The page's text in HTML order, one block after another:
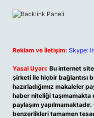
Reklam ve İletişim: Skype:
Yasal Uyarı: Bu internet
şirketi ile hiçbir bağlantısı
hazırladığımız makaleler
haber niteliği taşımamakta
paylaşım
benzerlikleri tamamen